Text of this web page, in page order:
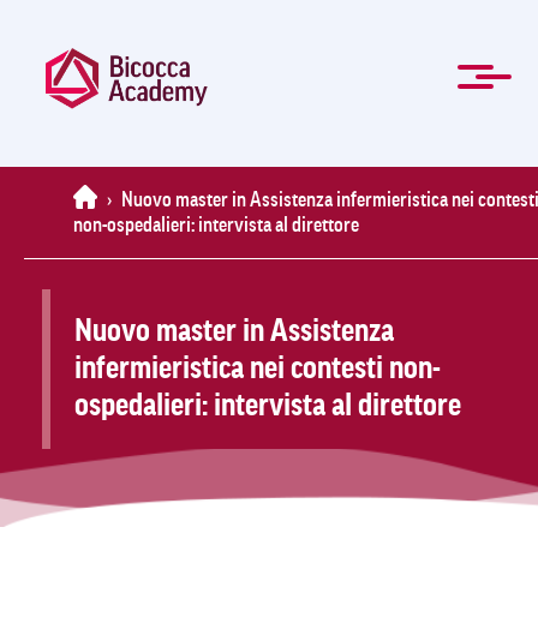
Home
Chi Siamo
La Mission
Organi
Modulistica
Contatti
Agevolazioni
Master e Corsi di perfezionamento
Formazione manageriale e professionale
News
FAQ
Per le Aziende
ENG
Home
› Nuovo master in Assistenza infermieristica nei
non-ospedalieri: intervista al direttore
Nuovo master in Assistenza
infermieristica nei contesti non-
ospedalieri: intervista al direttore